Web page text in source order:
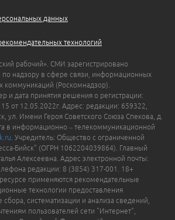
данных
технологий
рабочий». СМИ зарегистрировано
надзору в сфере связи, информационных
коммуникаций (Роскомнадзор).
и дата принятия решения о регистрации:
от 12.05.2022г. Адрес: редакции: 659322,
ул. Имени Героя Советского Союза Спекова, д.
в информационно – телекоммуникационной
. Учредитель: Общество с ограниченной
Бийск" (ОГРН 1062204039864). Главный
Алексеевна. Адрес электронной почты:
редакции: 8 (3854) 317-001. 18+
применяются рекомендательные
технологии предоставления
систематизации и анализа сведений,
пользователей сети "Интернет",